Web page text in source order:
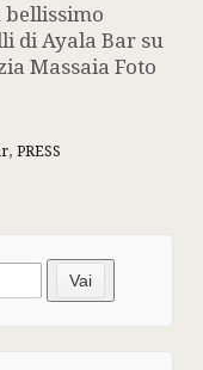
bellissimo
di Ayala Bar su
Massaia Foto
, PRESS
Vai